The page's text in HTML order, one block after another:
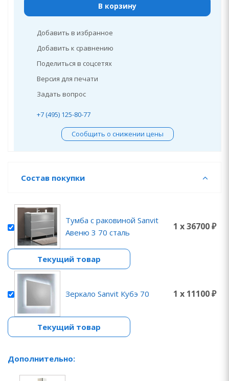
В корзину
Добавить в избранное
Добавить к сравнению
Поделиться в соцсетях
Версия для печати
Задать вопрос
+7 (495) 125-80-77
Сообщить о снижении цены
Состав покупки
Тумба с раковиной Sanvit
Авеню 3 70 сталь
1 x 36700 ₽
Текущий товар
Зеркало Sanvit Кубэ 70 1 x 11100 ₽
Текущий товар
Дополнительно: